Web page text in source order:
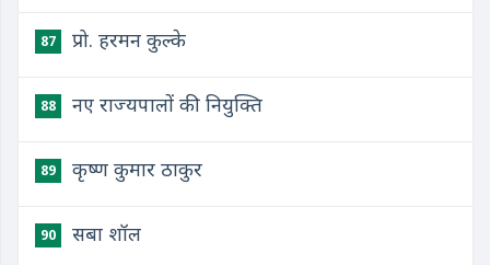
87 प्रो. हरमन कुल्के
88 नए राज्यपालों की नियुक्ति
89 कृष्ण कुमार ठाकुर
90 सबा शॉल